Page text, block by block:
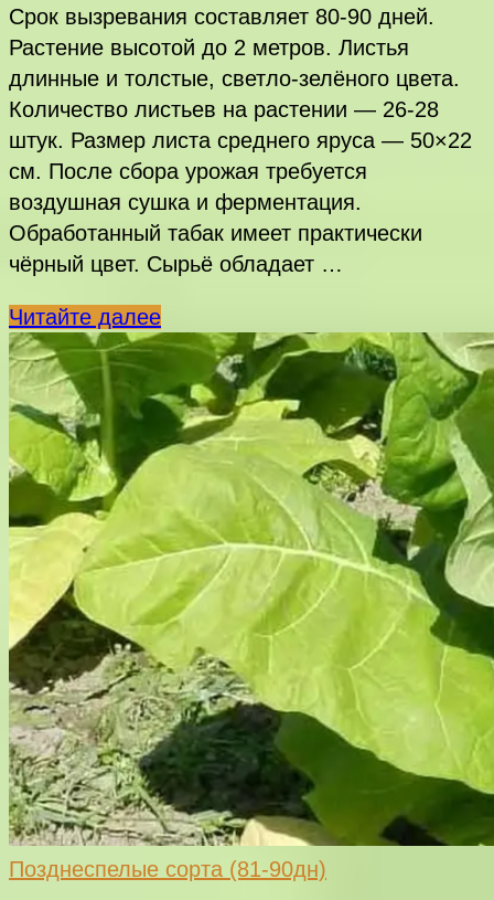
Срок вызревания составляет 80-90 дней.
Растение высотой до 2 метров. Листья
длинные и толстые, светло-зелёного цвета.
Количество листьев на растении — 26-28
штук. Размер листа среднего яруса — 50×22
см. После сбора урожая требуется
воздушная сушка и ферментация.
Обработанный табак имеет практически
чёрный цвет. Сырьё обладает …
Bolivian
Criollo
Black
Читайте далее
Позднеспелые сорта (81-90дн)